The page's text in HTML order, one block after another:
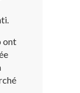
BLV ?
ont